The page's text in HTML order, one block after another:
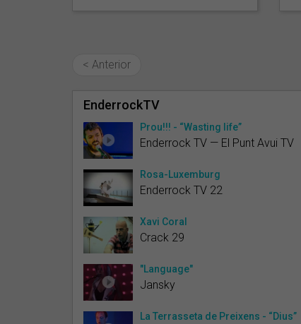
< Anterior
EnderrockTV
Prou!!! - “Wasting life”
Enderrock TV — El Punt Avui TV
Rosa-Luxemburg
Enderrock TV 22
Xavi Coral
Crack 29
"Language"
Jansky
La Terrasseta de Preixens - “Dius”